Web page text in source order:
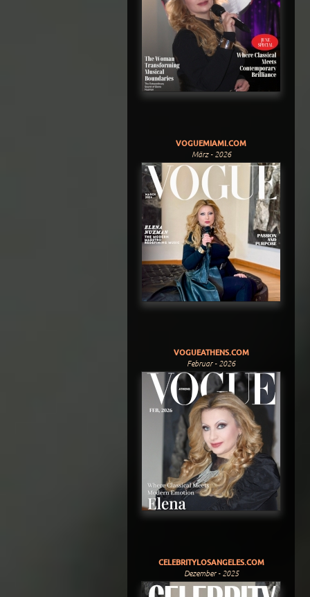
VOGUEMIAMI.COM
März - 2026
VOGUEATHENS.COM
Februar - 2026
CELEBRITYLOSANGELES.COM
Dezember - 2025